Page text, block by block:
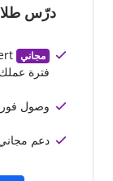
درّس
مجاني
فترة
وصول
دعم مجاني